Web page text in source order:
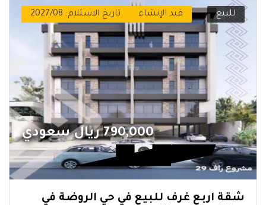
للبيع قيد الإنشاء تاريخ الاستلام: 2027/08
790,000 ريال سعودي
شقة اربع غرف للبيع في حي الروضة في